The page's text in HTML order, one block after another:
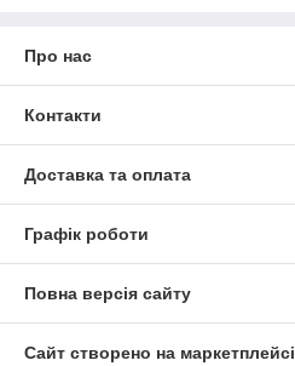
Про нас
Контакти
Доставка та оплата
Графік роботи
Повна версія сайту
Сайт створено на маркетплейсі